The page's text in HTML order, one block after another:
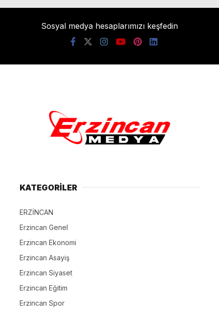
Sosyal medya hesaplarımızı keşfedin
KATEGORİLER
ERZİNCAN
Erzincan Genel
Erzincan Ekonomi
Erzincan Asayiş
Erzincan Siyaset
Erzincan Eğitim
Erzincan Spor